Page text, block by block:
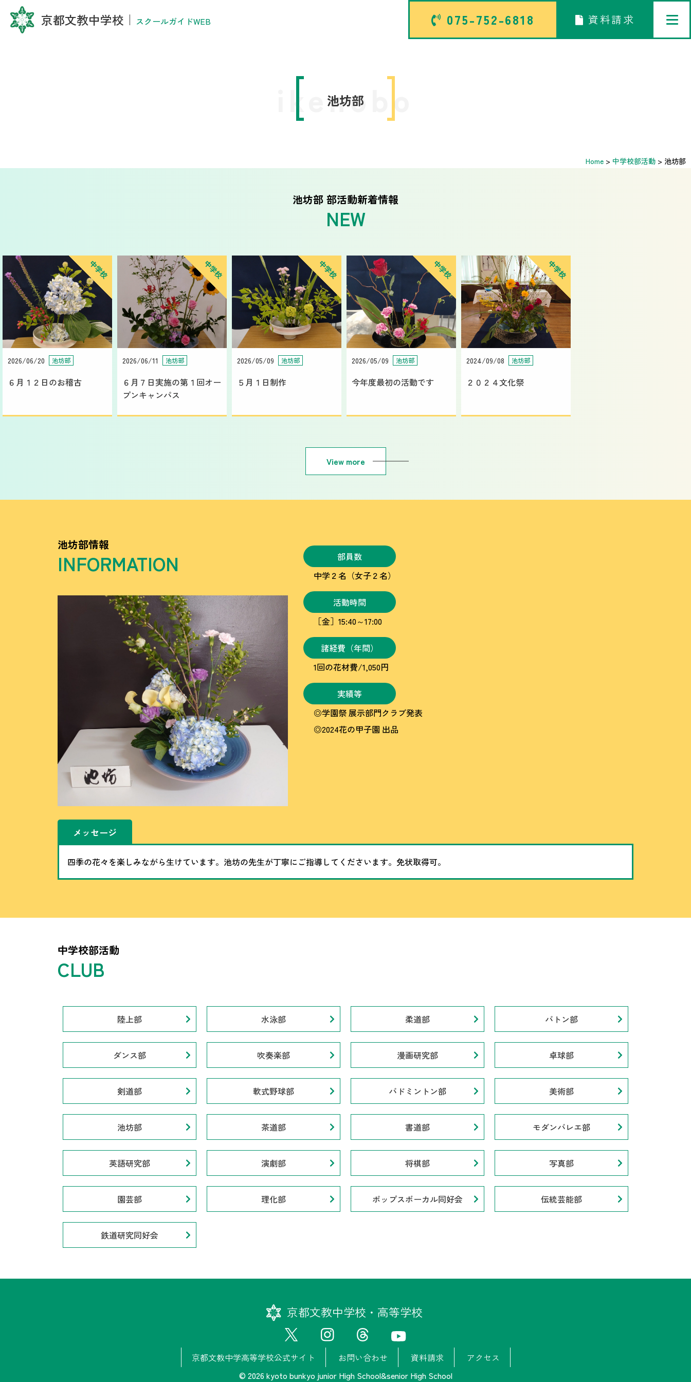
京都文教中学校 ｜ スクールガイドWEB 075-752-6818 資料請求
池坊部
ikenobo
Home > 中学校部活動 > 池坊部
池坊部 部活動新着情報
中学校
2026/06/20 池坊部
６月１２日のお稽古
中学校
2026/06/11 池坊部
６月７日実施の第１回オー
プンキャンパス
中学校
2026/05/09 池坊部
５月１日制作
中学校
2026/05/09 池坊部
今年度最初の活動です
中学校
2024/09/08 池坊部
２０２４文化祭
View more
池坊部情報
部員数
中学２名（女子２名）
活動時間
［金］15:40～17:00
諸経費（年間）
1回の花材費/1,050円
実績等
◎学園祭 展示部門クラブ発表
◎2024花の甲子園 出品
メッセージ
四季の花々を楽しみながら生けています。池坊の先生が丁寧にご指導してくださいます。免状取得可。
中学校部活動
陸上部 水泳部 柔道部 バトン部
ダンス部 吹奏楽部 漫画研究部 卓球部
剣道部 軟式野球部 バドミントン部 美術部
池坊部 茶道部 書道部 モダンバレエ部
英語研究部 演劇部 将棋部 写真部
園芸部 理化部 ポップスボーカル同好会 伝統芸能部
鉄道研究同好会
京都文教中学校・高等学校
京都文教中学高等学校公式サイト お問い合わせ 資料請求
アクセス
© 2026 kyoto bunkyo junior High School&senior High School